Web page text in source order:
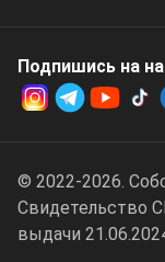
Подпишись на
© 2022-2026.
Cвидетельство
выдачи